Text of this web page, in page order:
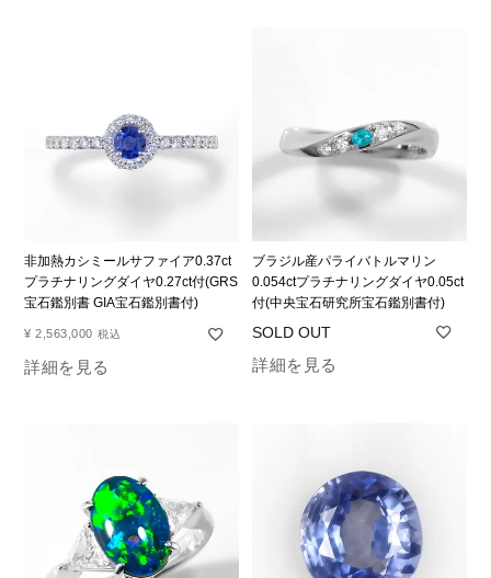
非加熱カシミールサファイア0.37ct
プラチナリングダイヤ0.27ct付(GRS
宝石鑑別書 GIA宝石鑑別書付)
¥ 2,563,000 税込
詳細を見る
ブラジル産パライバトルマリン
0.054ctプラチナリングダイヤ0.05ct
付(中央宝石研究所宝石鑑別書付)
詳細を見る